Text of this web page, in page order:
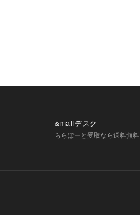
&mallデスク
ららぽーと受取なら送料無料